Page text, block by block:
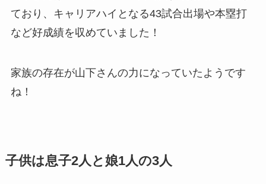
ており、キャリアハイとなる43試合出場や本塁打
など好成績を収めていました！
家族の存在が山下さんの力になっていたようです
ね！
子供は息子2人と娘1人の3人